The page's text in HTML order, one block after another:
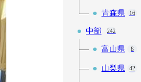
青森県 16
中部 242
富山県 8
山梨県 42